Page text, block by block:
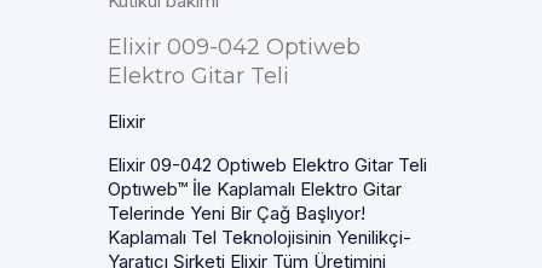
Elixir 009-042 Optiweb
Elektro Gitar Teli
Elixir
Elixir 09-042 Optiweb Elektro Gitar Teli
Optıweb™ İle Kaplamalı Elektro Gitar
Telerinde Yeni Bir Çağ Başlıyor!
Kaplamalı Tel Teknolojisinin Yenilikçi-
Yaratıcı Şirketi Elixir Tüm Üretimini